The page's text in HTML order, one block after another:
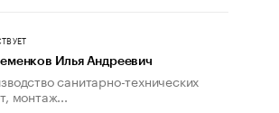
стареет иначе». Как живет глава
Илья Андреевич
санитарно-технических
монтаж...